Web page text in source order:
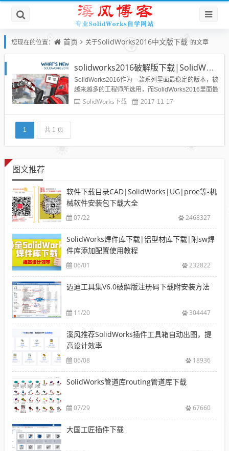
您现在的位置： 首页 关于SolidWorks2016中文版下载 的文章
solidworks2016破解版下载|SolidWorks2016 sp5中文破解版下载
SolidWorks2016作为一款系列里面最稳定的版本，被
越来越多的工程师所选用，而SolidWorks2016里面最
稳定的还属sp5.0这个版本，今天就给溪风博客的博友
SolidWorks下载 2017-11-17
1 共 1 页
图文推荐
软件下载目录CAD|SolidWorks|UG|proe等-机
械软件安装包下载大全
07/22 2468327
SolidWorks焊件库下载|铝型材库下载|附sw焊
件库添加配置使用教程
06/01 232822
迈迪工具集V6.0破解版注册码下载附安装方法
11/20 304447
溪风推荐SolidWorks插件工具箱自动出图，提
高设计效率
06/08 18936
SolidWorks管道库routing管道库下载
07/29 67660
大国工匠插件下载